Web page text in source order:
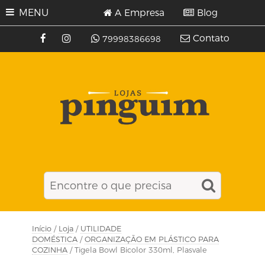
MENU
79998386698
A Empresa Blog
Contato
Início / Loja / UTILIDADE
DOMÉSTICA / ORGANIZAÇÃO EM PLÁSTICO PARA
COZINHA / Tigela Bowl Bicolor 330ml, Plasvale